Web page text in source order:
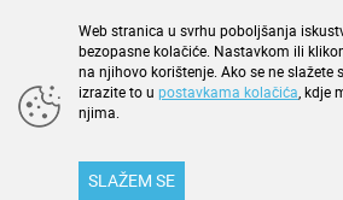
Web stranica u svrhu poboljšanja
bezopasne kolačiće. Nastavkom ili
na njihovo korištenje. Ako se ne slažete
izrazite to u postavkama kolačića , kdje
njima.
SLAŽEM SE